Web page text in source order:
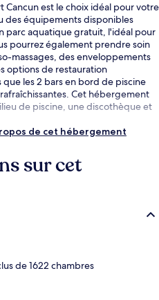
Cancun est le choix idéal pour votre
des équipements disponibles
parc aquatique gratuit, l'idéal pour
pourrez également prendre soin
massages, des enveloppements
options de restauration
les 2 bars en bord de piscine
Cet hébergement
de piscine, une discothèque et
de cet hébergement
sur cet
de 1622 chambres